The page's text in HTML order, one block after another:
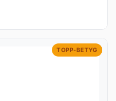
TOPP-BETYG